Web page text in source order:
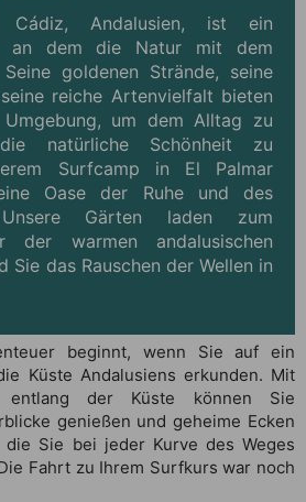
Andalusien, ist ein
an dem die Natur mit dem
goldenen Strände, seine
reiche Artenvielfalt bieten
um dem Alltag zu
natürliche Schönheit zu
Surfcamp in El Palmar
Oase der Ruhe und des
Gärten laden zum
der warmen andalusischen
Sie das Rauschen der Wellen in
beginnt, wenn Sie auf ein
Küste Andalusiens erkunden. Mit
entlang der Küste können Sie
genießen und geheime Ecken
die Sie bei jeder Kurve des Weges
Fahrt zu Ihrem Surfkurs war noch